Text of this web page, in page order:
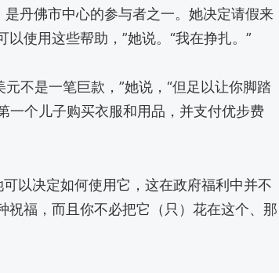
丹佛市中心的参与者之一。她决定请假来
使用这些帮助，”她说。“我在挣扎。”
不是一笔巨款，”她说，“但足以让你脚踏
一个儿子购买衣服和用品，并支付优步费
以决定如何使用它，这在政府福利中并不
祝福，而且你不必把它（只）花在这个、那